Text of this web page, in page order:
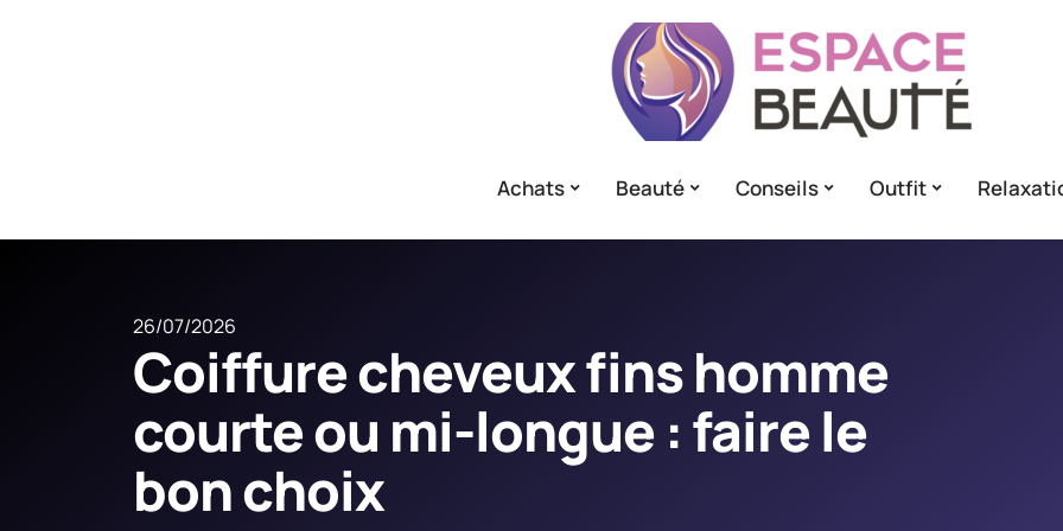
Achats Beauté Conseils Outfit
26/07/2026
Coiffure cheveux fins homme
courte ou mi-longue : faire le
bon choix